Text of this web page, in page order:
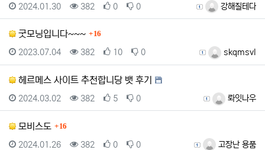
등록자 강해질테다
등록일
2024.01.30 조회
382 추천
0 비추천
0
굿모닝입니다~~~ 댓글
16
등록자 skqmsvl
등록일
2023.07.04 조회
382 추천
10 비추천
0
헤르메스 사이트 추천합니당 뱃 후기
등록자 롸잇나우
등록일
2024.03.02 조회
382 추천
5 비추천
0
모비스도 댓글
16
등록자 고장난 용품
등록일
2024.01.26 조회
382 추천
0 비추천
0